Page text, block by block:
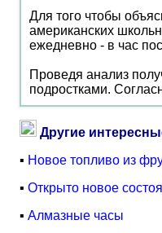
Для того чтобы
американских
ежедневно - в час
Проведя анализ
подростками.
Другие
▪ Новое топливо из
▪ Открыто новое
▪ Алмазные часы